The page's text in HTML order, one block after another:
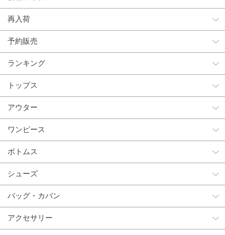
再入荷
予約販売
ランキング
トップス
アウター
ワンピース
ボトムス
シューズ
バッグ・カバン
アクセサリー